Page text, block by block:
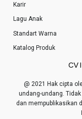
CV
@ 2021 Hak cipta
undang-undang.
dan mempublikasikan
Karir
Lagu Anak
Standart Warna
Katalog Produk